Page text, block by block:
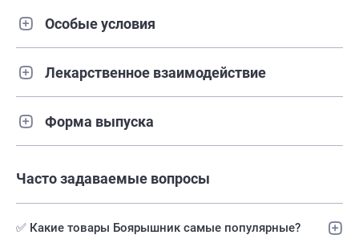
Особые условия
Лекарственное взаимодействие
Форма выпуска
Часто задаваемые вопросы
✅ Какие товары Боярышник самые популярные?